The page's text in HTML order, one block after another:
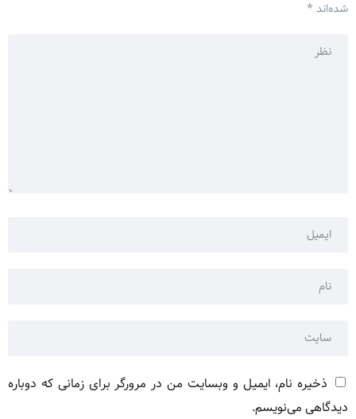
شده‌اند *
ذخیره نام، ایمیل و وبسایت من در مرورگر برای زمانی که دوباره
دیدگاهی می‌نویسم.